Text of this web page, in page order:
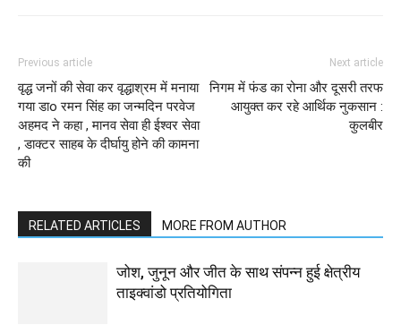
Previous article
वृद्ध जनों की सेवा कर वृद्धाश्रम में मनाया
गया डाo रमन सिंह का जन्मदिन परवेज
अहमद ने कहा , मानव सेवा ही ईश्वर सेवा
, डाक्टर साहब के दीर्घायु होने की कामना
की
Next article
निगम में फंड का रोना और दूसरी तरफ
आयुक्त कर रहे आर्थिक नुकसान :
कुलबीर
RELATED ARTICLES MORE FROM AUTHOR
जोश, जुनून और जीत के साथ संपन्न हुई क्षेत्रीय
ताइक्वांडो प्रतियोगिता